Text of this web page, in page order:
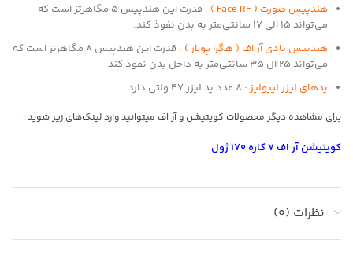
هندپیس صورت ( Face RF )
: قدرت این هندپیس 5 مگاهرتز است که
می‌تواند 15 الی 17 سانتی‌متر به بدن نفوذ کند.
هندپیس بادی آر اف ( هگزا پولار )
: قدرت این هندپیس 8 مگاهرتز است که
می‌تواند 25 ال 35 سانتی‌متر به داخل بدن نفوذ کند.
پدهای لیزر لیپولیز : 8 عدد پد لیزر 47 ولتی دارد.
برای مشاهده دیگر محصولات کویتیشن و آر اف میتوانید وارد لینک‌های زیر شوید :
کویتیشن آر اف 7 کاره 170 ژول
نظرات (0)